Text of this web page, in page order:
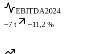
EBITDA2024
−7 t
+11,2 %